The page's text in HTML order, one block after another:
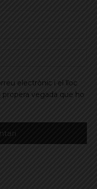
electrònic i el lloc
vegada que ho